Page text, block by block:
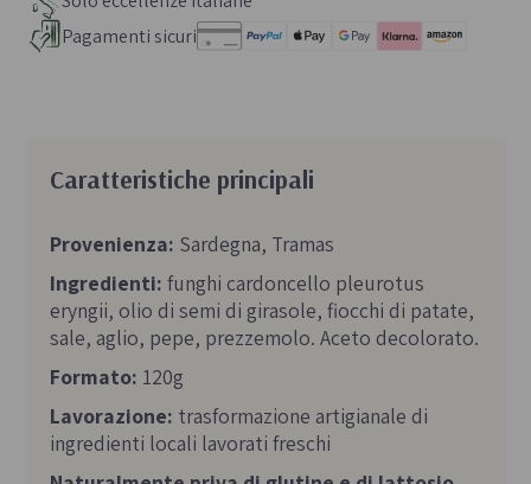
Pagamenti sicuri
Caratteristiche principali
Provenienza: Sardegna, Tramas
Ingredienti: funghi cardoncello pleurotus
eryngii, olio di semi di girasole, fiocchi di patate,
sale, aglio, pepe, prezzemolo. Aceto decolorato.
Formato: 120g
Lavorazione: trasformazione artigianale di
ingredienti locali lavorati freschi